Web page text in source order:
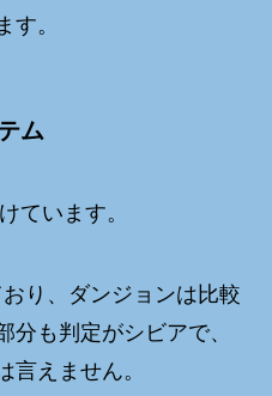
す。
ム
ています。
り、ダンジョンは比較
分も判定がシビアで、
言えません。